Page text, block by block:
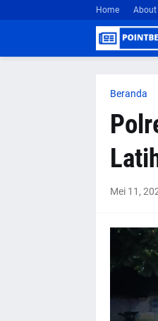
Home About
Beranda
Mei 11,